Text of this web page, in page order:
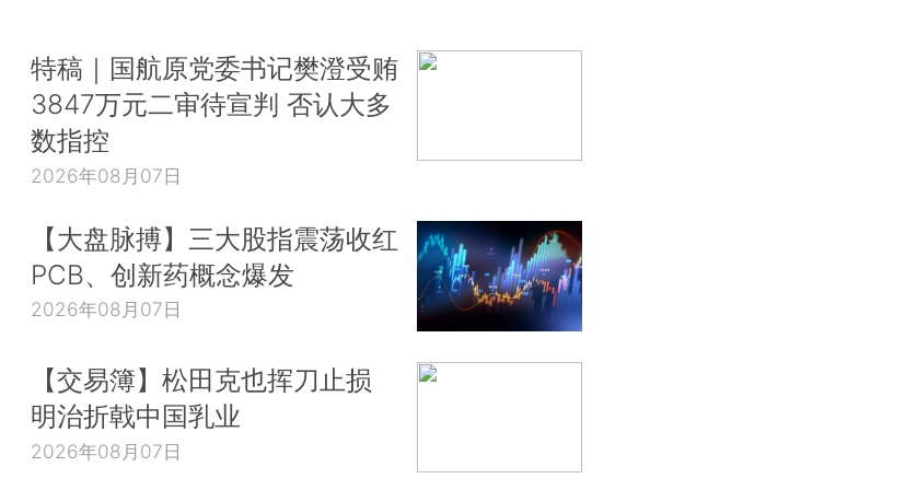
特稿｜国航原党委书记樊澄受贿
3847万元二审待宣判 否认大多
数指控
2026年08月07日
【大盘脉搏】三大股指震荡收红
PCB、创新药概念爆发
2026年08月07日
【交易簿】松田克也挥刀止损
明治折戟中国乳业
2026年08月07日